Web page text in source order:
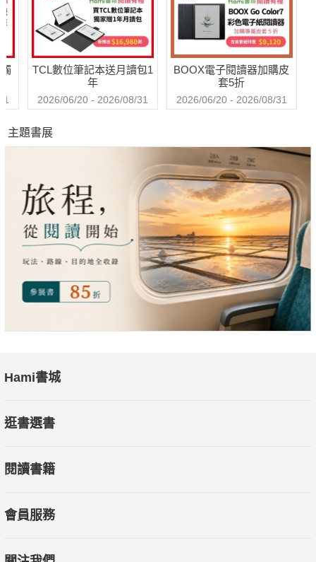
TCL數位筆記本送月讀包1
年
2026/06/20 - 2026/08/31
BOOX電子閱讀器加購皮
套5折
2026/06/20 - 2026/08/31
主題書展
Hami書城
逛書選書
閱讀書籍
會員服務